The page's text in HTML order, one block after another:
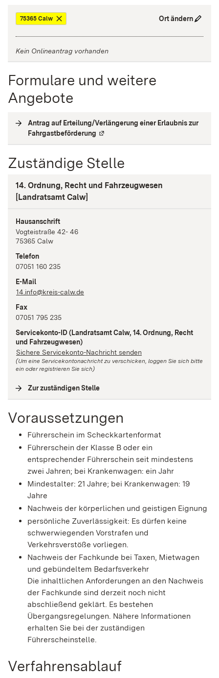
75365 Calw Ort ändern
Kein Onlineantrag vorhanden
Formulare und weitere
Angebote
Antrag auf Erteilung/Verlängerung einer Erlaubnis zur
Fahrgastbeförderung Externe Verlinkung
Zuständige Stelle
14. Ordnung, Recht und Fahrzeugwesen
[Landratsamt Calw]
Hausanschrift
Vogteistraße
42- 46
75365 Calw
Telefon
07051 160 235
E-Mail
14.info@kreis-calw.de
Fax
07051 795 235
Servicekonto-ID(Landratsamt Calw, 14. Ordnung, Recht
und Fahrzeugwesen)
Sichere Servicekonto-Nachricht senden
(Um eine Servicekontonachricht zu verschicken, loggen Sie sich bitte
ein oder registrieren Sie sich)
Zur zuständigen Stelle
Voraussetzungen
Führerschein im Scheckkartenformat
Führerschein der Klasse B oder ein
entsprechender Führerschein seit mindestens
zwei Jahren; bei Krankenwagen: ein Jahr
Mindestalter: 21 Jahre; bei Krankenwagen: 19
Jahre
Nachweis der körperlichen und geistigen Eignung
persönliche Zuverlässigkeit: Es dürfen keine
schwerwiegenden Vorstrafen und
Verkehrsverstöße vorliegen.
Nachweis der Fachkunde bei Taxen, Mietwagen
und gebündeltem Bedarfsverkehr
Die inhaltlichen Anforderungen an den Nachweis
der Fachkunde sind derzeit noch nicht
abschließend geklärt. Es bestehen
Übergangsregelungen. Nähere Informationen
erhalten Sie bei der zuständigen
Führerscheinstelle.
Verfahrensablauf